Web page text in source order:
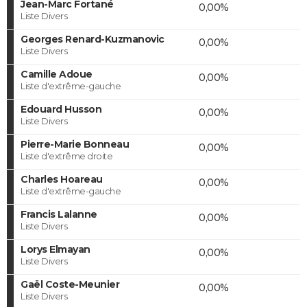
Jean-Marc Fortané
Liste Divers
0,00%
Georges Renard-Kuzmanovic
Liste Divers
0,00%
Camille Adoue
Liste d'extrême-gauche
0,00%
Edouard Husson
Liste Divers
0,00%
Pierre-Marie Bonneau
Liste d'extrême droite
0,00%
Charles Hoareau
Liste d'extrême-gauche
0,00%
Francis Lalanne
Liste Divers
0,00%
Lorys Elmayan
Liste Divers
0,00%
Gaël Coste-Meunier
Liste Divers
0,00%